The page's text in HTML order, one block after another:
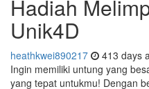
Hadiah
Unik4D
heathkwei890217 413 days
Ingin memiliki untung yang
yang tepat untukmu! Dengan